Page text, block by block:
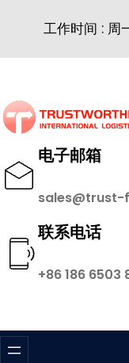
内
工作时间 : 周
电子邮箱
联系电话
+86 186 6503